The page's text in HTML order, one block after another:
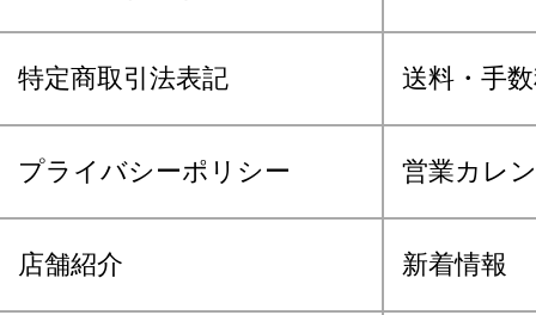
特定商取引法表記 送料・手
プライバシーポリシー 営業カレ
店舗紹介 新着情報